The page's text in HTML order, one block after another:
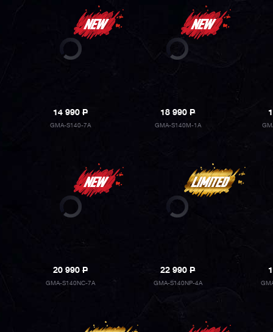
14 990P
GMA-S140-7A
18 990P
GMA-S140M-1A
20 990P
GMA-S140NC-7A
22 990P
GMA-S140NP-4A